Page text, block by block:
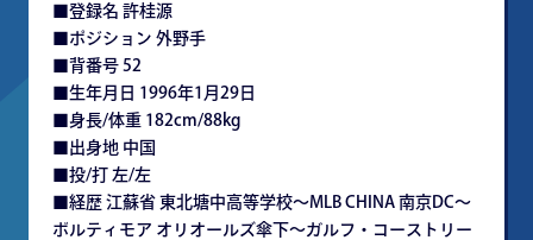
■登録名 許桂源
■ポジション 外野手
■背番号 52
■生年月日 1996年1月29日
■身長/体重 182cm/88kg
■出身地 中国
■投/打 左/左
■経歴 江蘇省 東北塘中高等学校～MLB CHINA 南京DC～
ボルティモア オリオールズ傘下～ガルフ・コーストリー